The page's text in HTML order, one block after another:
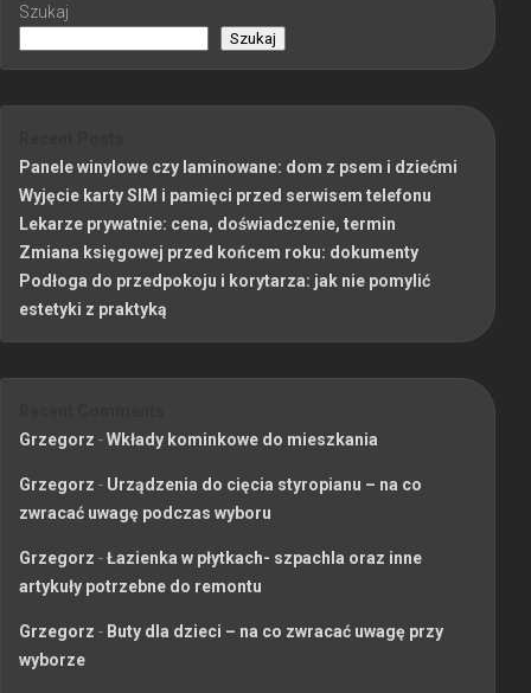
Szukaj
Szukaj
Panele winylowe czy laminowane: dom z psem i dziećmi
Wyjęcie karty SIM i pamięci przed serwisem telefonu
Lekarze prywatnie: cena, doświadczenie, termin
Zmiana księgowej przed końcem roku: dokumenty
Podłoga do przedpokoju i korytarza: jak nie pomylić
estetyki z praktyką
Grzegorz -Wkłady kominkowe do mieszkania
Grzegorz - Urządzenia do cięcia styropianu – na co
zwracać uwagę podczas wyboru
Grzegorz -Łazienka w płytkach- szpachla oraz inne
artykuły potrzebne do remontu
Grzegorz - Buty dla dzieci – na co zwracać uwagę przy
wyborze